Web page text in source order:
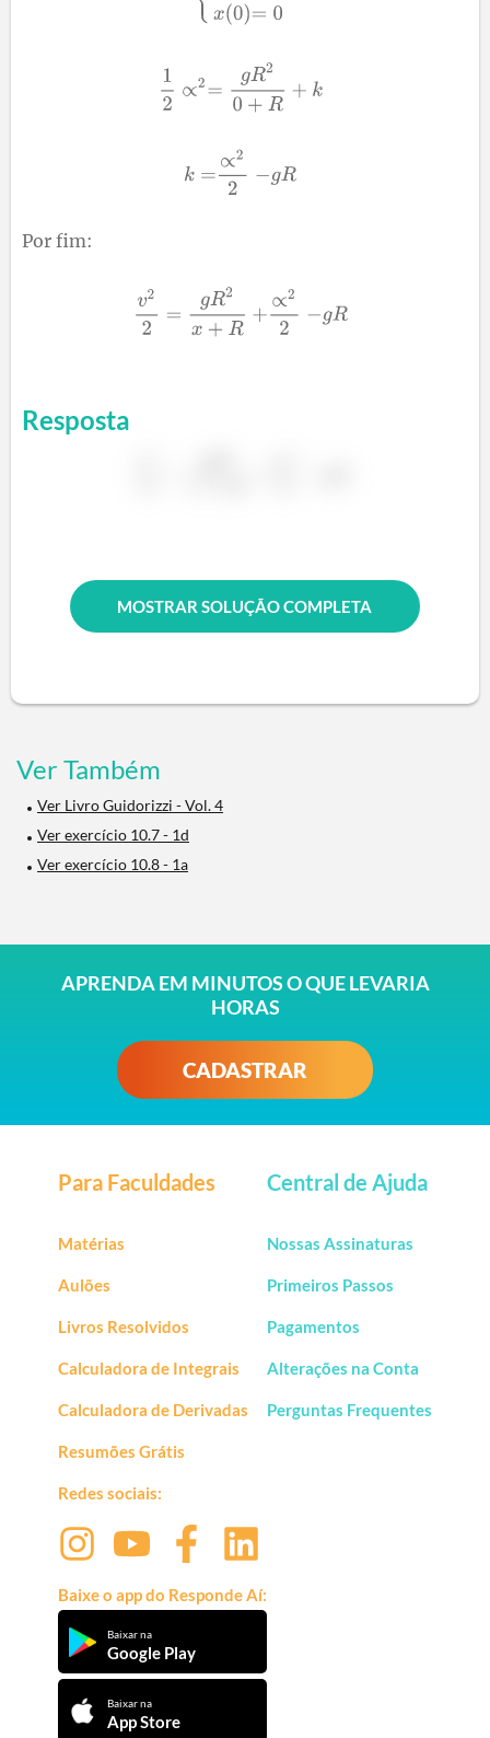
Por fim:
Resposta
MOSTRAR SOLUÇÃO COMPLETA
Ver Também
Ver Livro Guidorizzi - Vol. 4
Ver exercício 10.7 - 1d
Ver exercício 10.8 - 1a
APRENDA EM MINUTOS O QUE LEVARIA
HORAS
CADASTRAR
Para Faculdades
Matérias
Aulões
Livros Resolvidos
Calculadora de Integrais
Calculadora de Derivadas
Resumões Grátis
Redes sociais:
Baixe o app do Responde Aí:
Baixar na
Google Play
Baixar na
App Store
Central de Ajuda
Nossas Assinaturas
Primeiros Passos
Pagamentos
Alterações na Conta
Perguntas Frequentes